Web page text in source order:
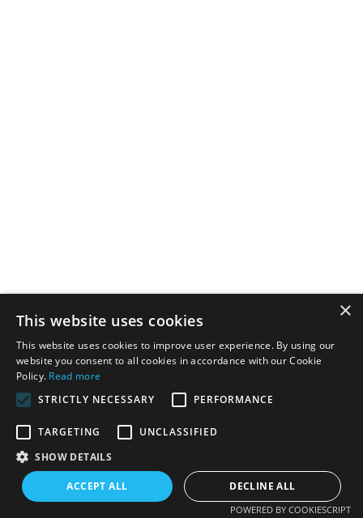
مراجعة
×
This website uses cookies
This website uses cookies to improve user experience. By using our
website you consent to all cookies in accordance with our Cookie
Policy. Read more
STRICTLY NECESSARY
PERFORMANCE
TARGETING
UNCLASSIFIED
SHOW DETAILS
ACCEPT ALL DECLINE ALL
POWERED BY COOKIESCRIPT